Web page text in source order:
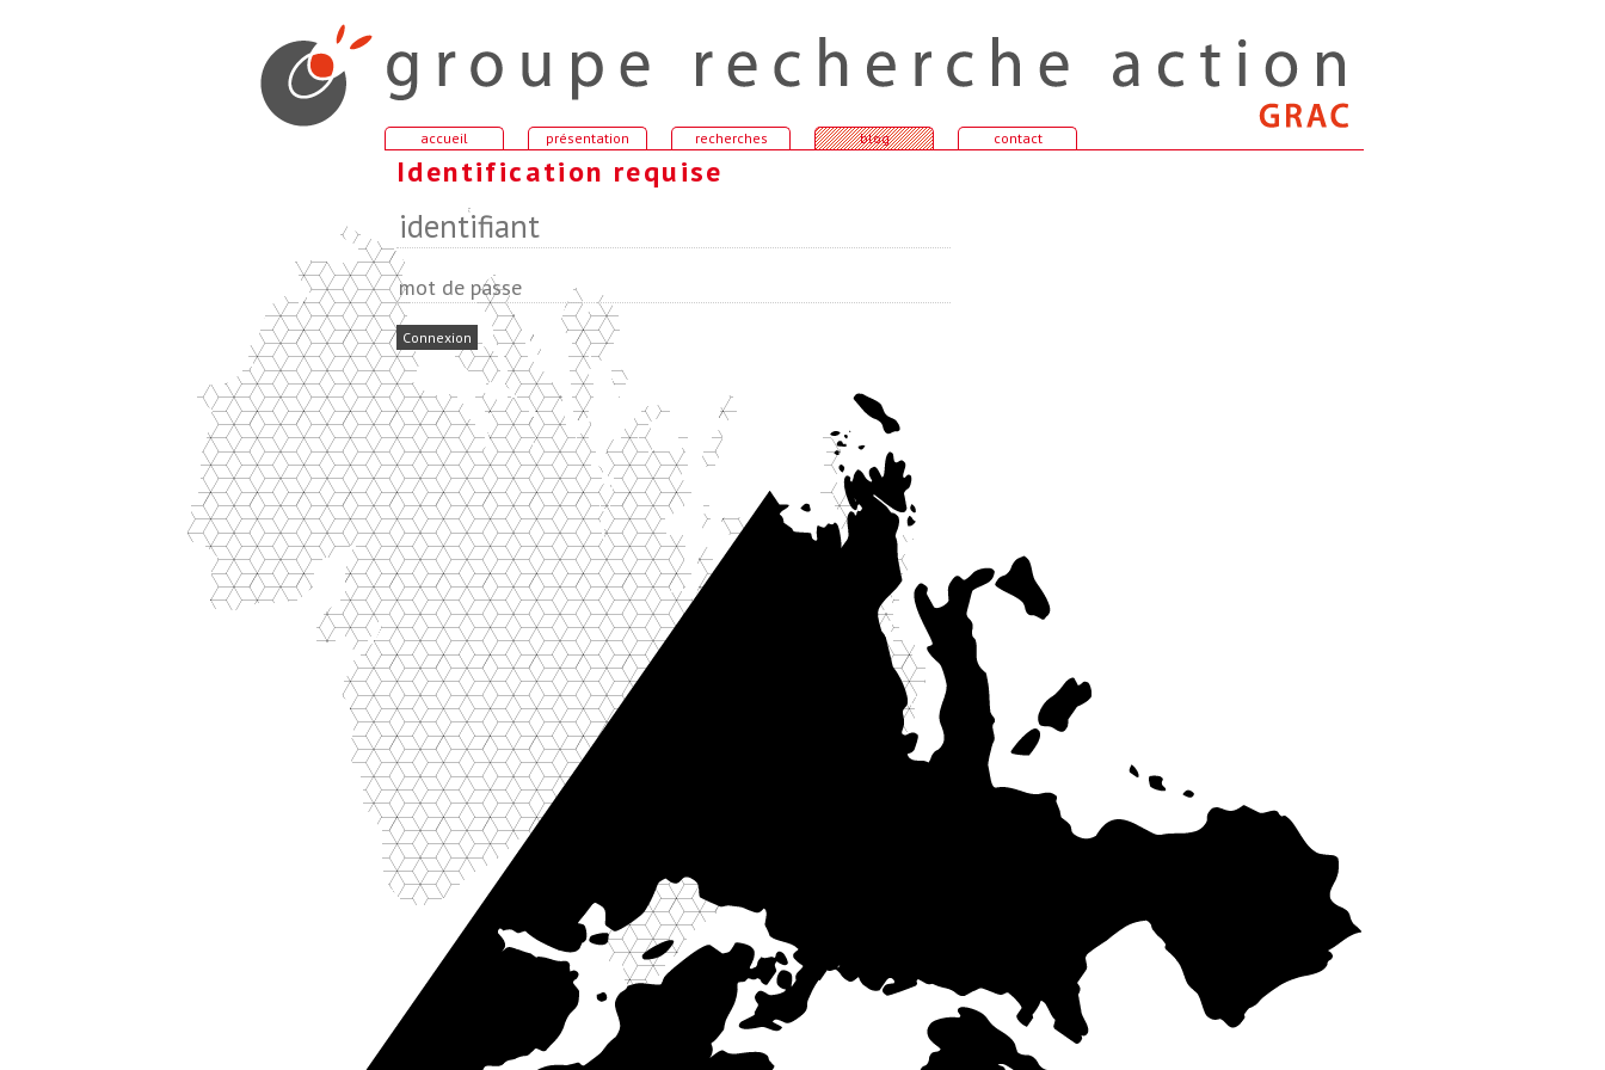
accueil présentation recherches blog contact
Identification requise